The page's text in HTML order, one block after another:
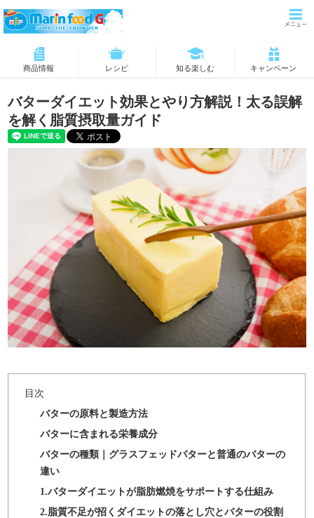
商品情報 レシピ 知る楽しむ キャンペーン
バターダイエット効果とやり方解説！太る誤解
を解く脂質摂取量ガイド
バターの原料と製造方法
バターに含まれる栄養成分
バターの種類｜グラスフェッドバターと普通のバターの
違い
1.バターダイエットが脂肪燃焼をサポートする仕組み
2.脂質不足が招くダイエットの落とし穴とバターの役割